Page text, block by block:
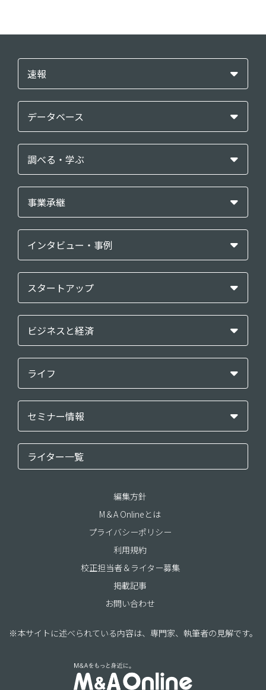
速報
データベース
調べる・学ぶ
事業承継
インタビュー・事例
スタートアップ
ビジネスと経済
ライフ
セミナー情報
ライター一覧
編集方針
M＆A Onlineとは
プライバシーポリシー
利用規約
校正担当者＆ライター募集
掲載記事
お問い合わせ
※本サイトに述べられている内容は、専門家、執筆者の見解です。